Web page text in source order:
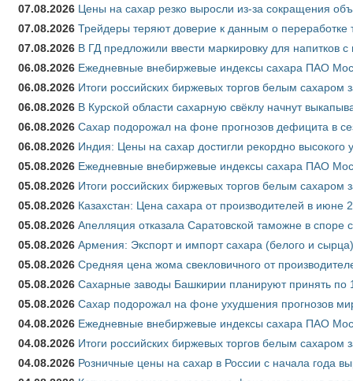
07.08.2026 Цены на сахар резко выросли из-за сокращения
07.08.2026 Трейдеры теряют доверие к данным о переработке
07.08.2026 В ГД предложили ввести маркировку для напитков
06.08.2026 Ежедневные внебиржевые индексы сахара ПАО
06.08.2026 Итоги российских биржевых торгов белым сахаром
06.08.2026 В Курской области сахарную свёклу начнут
06.08.2026 Сахар подорожал на фоне прогнозов дефицита в
06.08.2026 Индия: Цены на сахар достигли рекордно высокого
05.08.2026 Ежедневные внебиржевые индексы сахара ПАО
05.08.2026 Итоги российских биржевых торгов белым сахаром
05.08.2026 Казахстан: Цена сахара от производителей в июне
05.08.2026 Апелляция отказала Саратовской таможне в
05.08.2026 Армения: Экспорт и импорт сахара (белого и
05.08.2026 Средняя цена жома свекловичного от
05.08.2026 Сахарные заводы Башкирии планируют принять по
05.08.2026 Сахар подорожал на фоне ухудшения прогнозов
04.08.2026 Ежедневные внебиржевые индексы сахара ПАО
04.08.2026 Итоги российских биржевых торгов белым сахаром
04.08.2026 Розничные цены на сахар в России с начала года